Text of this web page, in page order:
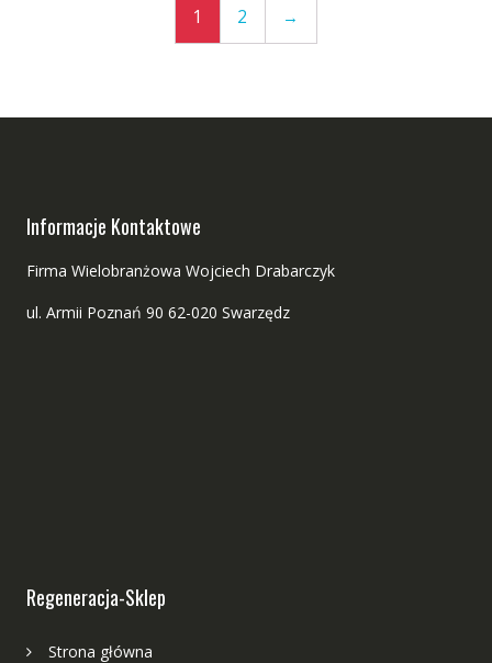
1 2 →
Informacje Kontaktowe
Firma Wielobranżowa Wojciech Drabarczyk
ul. Armii Poznań 90 62-020 Swarzędz
Regeneracja-Sklep
Strona główna